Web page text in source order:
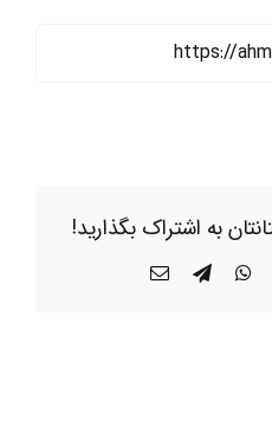
به اشتراک بگذارید!
WhatsApp
Telegramایمیل